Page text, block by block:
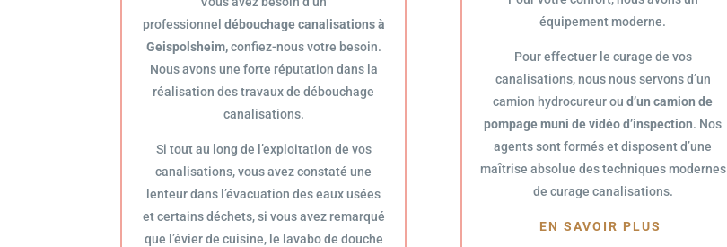
professionnel débouchage canalisations à
Geispolsheim,confiez-nous votre besoin.
Nous avons une forte réputation dans la
réalisation des travaux de débouchage
canalisations.
Si tout au long de l’exploitation de vos
canalisations, vous avez constaté une
lenteur dans l’évacuation des eaux usées
et certains déchets, si vous avez remarqué
que l’évier de cuisine, le lavabo de douche
équipement moderne.
Pour effectuer le curage de vos
canalisations, nous nous servons d’un
camion hydrocureur oud’un camion de
pompage muni de vidéo d’inspection. Nos
agents sont formés et disposent d’une
maîtrise absolue des techniques modernes
de curage canalisations.
EN SAVOIR PLUS